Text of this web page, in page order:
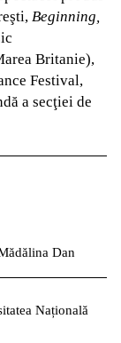
Beginning,
Britanie),
Festival,
a secţiei de
Dan
Națională